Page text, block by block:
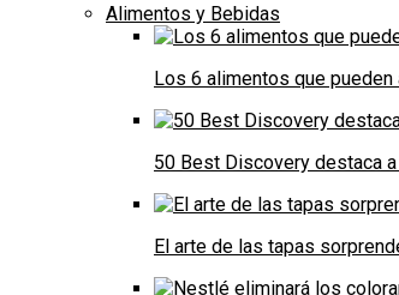
Alimentos y Bebidas
Los 6 alimentos que
50 Best Discovery destaca
El arte de las tapas